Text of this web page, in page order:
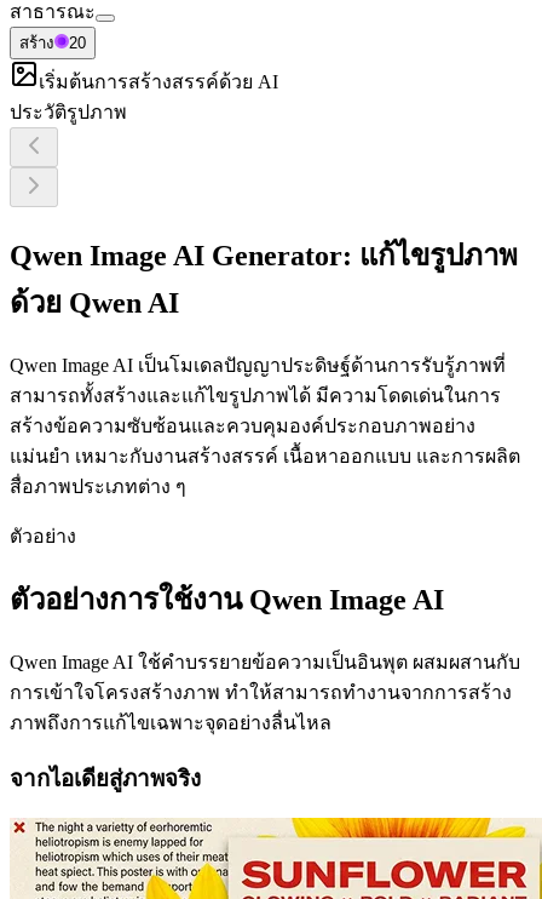
สาธารณะ
สร้าง 20
เริ่มต้นการสร้างสรรค์ด้วย AI
ประวัติรูปภาพ
Qwen Image AI Generator: แก้ไขรูปภาพ
ด้วย Qwen AI
Qwen Image AI เป็นโมเดลปัญญาประดิษฐ์ด้านการรับรู้ภาพที่
สามารถทั้งสร้างและแก้ไขรูปภาพได้ มีความโดดเด่นในการ
สร้างข้อความซับซ้อนและควบคุมองค์ประกอบภาพอย่าง
แม่นยำ เหมาะกับงานสร้างสรรค์ เนื้อหาออกแบบ และการผลิต
สื่อภาพประเภทต่าง ๆ
ตัวอย่าง
ตัวอย่างการใช้งาน Qwen Image AI
Qwen Image AI ใช้คำบรรยายข้อความเป็นอินพุต ผสมผสานกับ
การเข้าใจโครงสร้างภาพ ทำให้สามารถทำงานจากการสร้าง
ภาพถึงการแก้ไขเฉพาะจุดอย่างลื่นไหล
จากไอเดียสู่ภาพจริง